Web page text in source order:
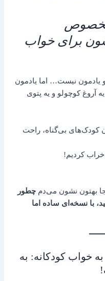
مخصوص
برای خواب
یادمون نیست… اما یادمون
آروغ کوچولو و یه پتوی
کودک‌های بی‌گناه، راحت
کردیم!
بهتون نشون می‌دمچطور
با نسخه‌ای ساده اما
خواب کودکانه: به